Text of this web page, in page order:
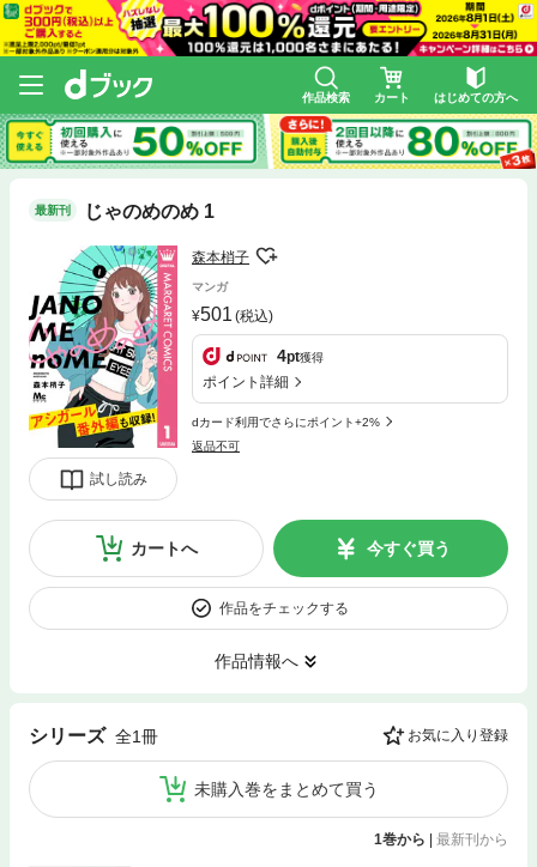
作品検索 カート はじめての方へ
最新刊 じゃのめのめ 1
試し読み
森本梢子
マンガ
501 (税込)
4pt獲得
ポイント詳細
dカード利用でさらにポイント+2%
返品不可
カートへ 今すぐ買う
作品をチェックする
作品情報へ
シリーズ 全1冊 お気に入り登録
未購入巻をまとめて買う
1巻から 最新刊から